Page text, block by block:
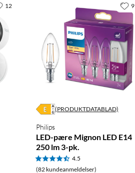
12
(PRODUKTDATABLAD)
Philips
LED-pære Mignon LED E14
250 lm 3-pk.
4.5
(82 kundeanmeldelser)
9